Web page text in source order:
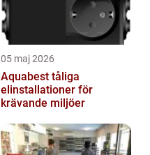
05 maj 2026
Aquabest tåliga
elinstallationer för
krävande miljöer